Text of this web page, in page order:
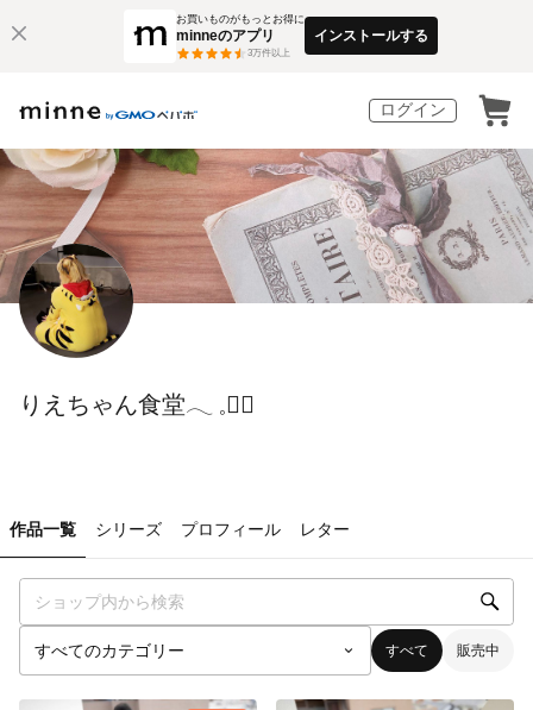
お買いものがもっとお得に
minneのアプリ
3万件以上
インストールする
ログイン
りえちゃん食堂𓂃 𓈒❁⃘
作品一覧 シリーズ プロフィール レター
すべて 販売中